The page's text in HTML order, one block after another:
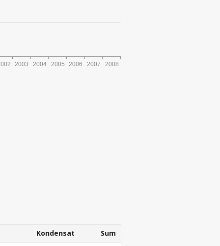
2008
2003 2004 2005 2006 2007
Kondensat
Sum